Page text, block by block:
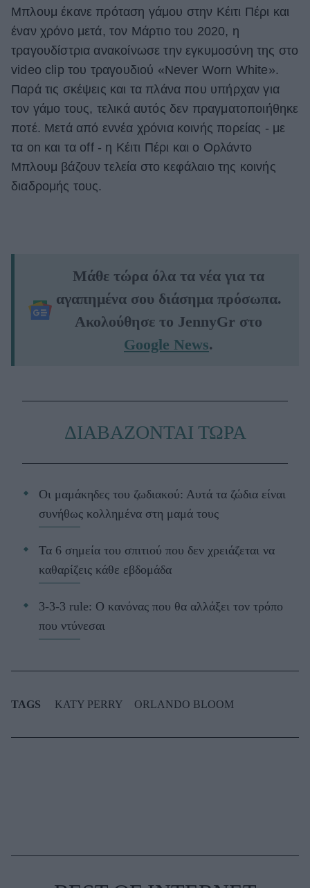
Μπλουμ έκανε πρόταση γάμου στην Κέιτι Πέρι και
έναν χρόνο μετά, τον Μάρτιο του 2020, η
τραγουδίστρια ανακοίνωσε την εγκυμοσύνη της στο
video clip του τραγουδιού «Never Worn White».
Παρά τις σκέψεις και τα πλάνα που υπήρχαν για
τον γάμο τους, τελικά αυτός δεν πραγματοποιήθηκε
ποτέ. Μετά από εννέα χρόνια κοινής πορείας - με
τα on και τα off - η Κέιτι Πέρι και ο Ορλάντο
Μπλουμ βάζουν τελεία στο κεφάλαιο της κοινής
διαδρομής τους.
Μάθε τώρα όλα τα νέα για τα
αγαπημένα σου διάσημα πρόσωπα.
Ακολούθησε το JennyGr στο
Google News.
ΔΙΑΒΑΖΟΝΤΑΙ ΤΩΡΑ
Οι μαμάκηδες του ζωδιακού: Αυτά τα ζώδια είναι
συνήθως κολλημένα στη μαμά τους
Τα 6 σημεία του σπιτιού που δεν χρειάζεται να
καθαρίζεις κάθε εβδομάδα
3-3-3 rule: Ο κανόνας που θα αλλάξει τον τρόπο
που ντύνεσαι
TAGS KATY PERRY ORLANDO BLOOM